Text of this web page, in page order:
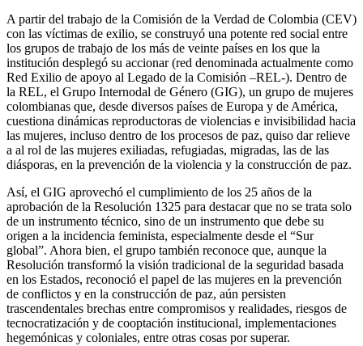
A partir del trabajo de la Comisión de la Verdad de Colombia (CEV)
con las víctimas de exilio, se construyó una potente red social entre
los grupos de trabajo de los más de veinte países en los que la
institución desplegó su accionar (red denominada actualmente como
Red Exilio de apoyo al Legado de la Comisión –REL-). Dentro de
la REL, el Grupo Internodal de Género (GIG), un grupo de mujeres
colombianas que, desde diversos países de Europa y de América,
cuestiona dinámicas reproductoras de violencias e invisibilidad hacia
las mujeres, incluso dentro de los procesos de paz, quiso dar relieve
a al rol de las mujeres exiliadas, refugiadas, migradas, las de las
diásporas, en la prevención de la violencia y la construcción de paz.
Así, el GIG aprovechó el cumplimiento de los 25 años de la
aprobación de la Resolución 1325 para destacar que no se trata solo
de un instrumento técnico, sino de un instrumento que debe su
origen a la incidencia feminista, especialmente desde el “Sur
global”. Ahora bien, el grupo también reconoce que, aunque la
Resolución transformó la visión tradicional de la seguridad basada
en los Estados, reconoció el papel de las mujeres en la prevención
de conflictos y en la construcción de paz, aún persisten
trascendentales brechas entre compromisos y realidades, riesgos de
tecnocratización y de cooptación institucional, implementaciones
hegemónicas y coloniales, entre otras cosas por superar.